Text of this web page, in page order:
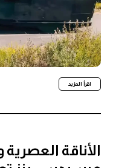
اقرأ المزيد
الأناقة العصرية